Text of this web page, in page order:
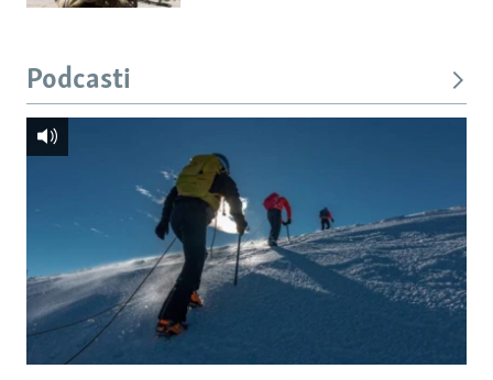
Podcasti